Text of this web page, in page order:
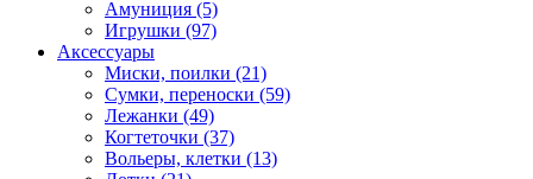
Амуниция (5)
Игрушки (97)
Аксессуары
Миски, поилки (21)
Сумки, переноски (59)
Лежанки (49)
Когтеточки (37)
Вольеры, клетки (13)